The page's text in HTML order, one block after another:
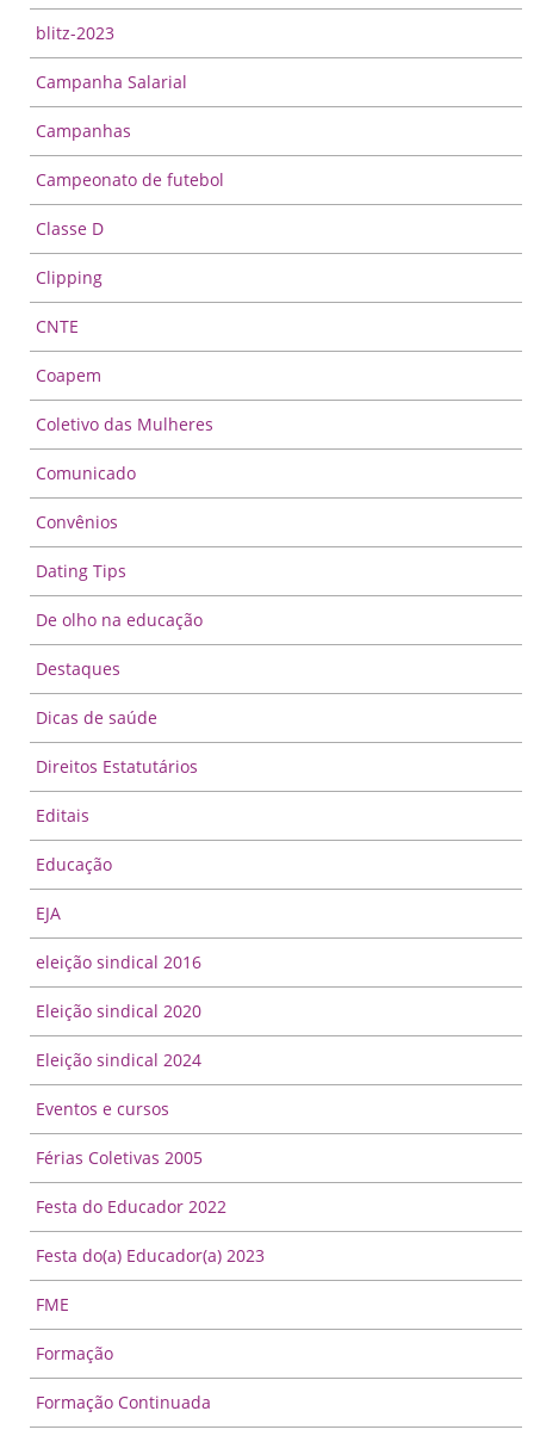
blitz-2023
Campanha Salarial
Campanhas
Campeonato de futebol
Classe D
Clipping
CNTE
Coapem
Coletivo das Mulheres
Comunicado
Convênios
Dating Tips
De olho na educação
Destaques
Dicas de saúde
Direitos Estatutários
Editais
Educação
EJA
eleição sindical 2016
Eleição sindical 2020
Eleição sindical 2024
Eventos e cursos
Férias Coletivas 2005
Festa do Educador 2022
Festa do(a) Educador(a) 2023
FME
Formação
Formação Continuada